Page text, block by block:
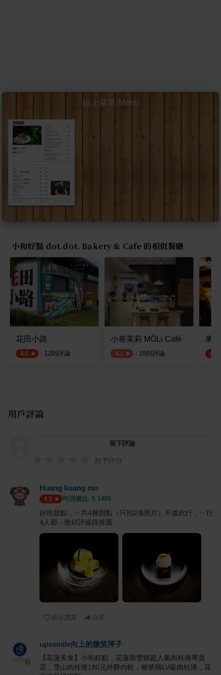
線上菜單 Menu
小和好點 dot.dot. Bakery & Cafe 的相似餐廳
花田小路
4.5 · 12則評論
小巷茉莉 MÔLi Café
4.1 · 19則評論
來
4.8
用戶評論
留下評論
給予評分
Huang kuang mo
4.5 均消價位: $ 1400
好吃甜點，ㄧ共4種甜點（只拍2張照片）不虛此行，ㄧ行
4人都ㄧ致好評值得推薦
表示讚賞 分享
upssmile向上的微笑萍子
【花蓮美食】小和好點，花蓮壽豐鄉超人氣肉桂捲專賣
店，雪山肉桂捲180元外酥內軟，被號稱LV級肉桂捲，花